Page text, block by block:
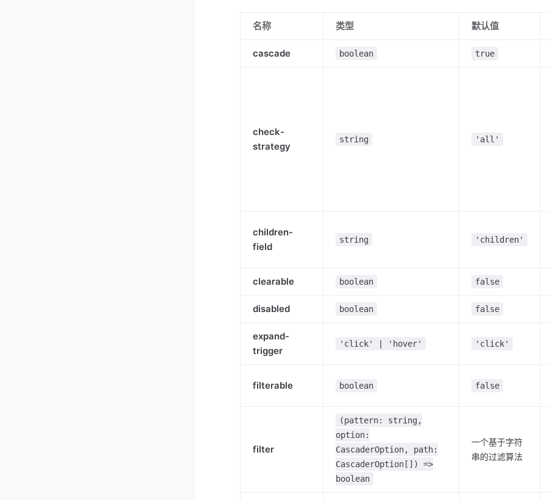
名称 类型 默认值
cascade boolean true
check-
strategy
string 'all'
children-
field
string 'children'
clearable boolean false
disabled boolean false
expand-
trigger
'click' | 'hover' 'click'
filterable boolean false
filter
(pattern: string,
option:
CascaderOption, path:
CascaderOption[]) =>
boolean
一个基于字符
串的过滤算法